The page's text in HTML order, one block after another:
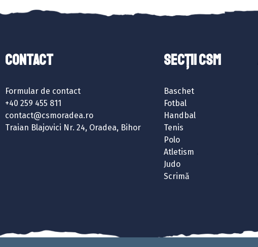
Contact
Formular de contact
+40 259 455 811
contact@csmoradea.ro
Traian Blajovici Nr. 24, Oradea, Bihor
SECȚII CSM
Baschet
Fotbal
Handbal
Tenis
Polo
Atletism
Judo
Scrimă